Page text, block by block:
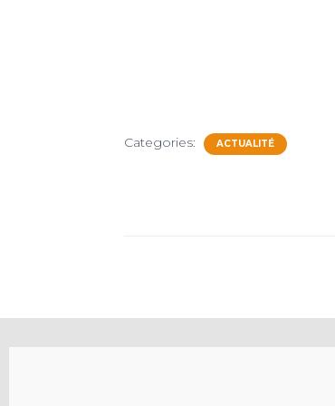
Categories: ACTUALITÉ